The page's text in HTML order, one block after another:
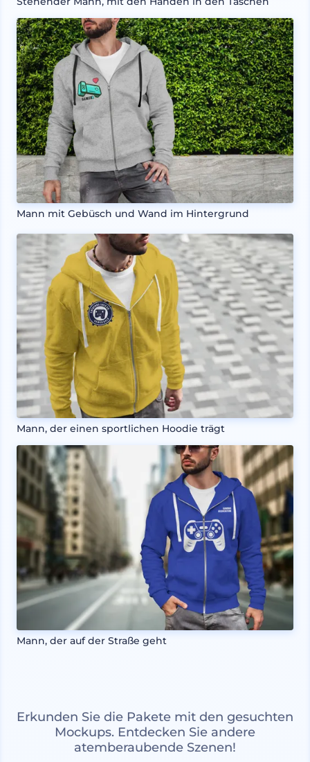
Mann mit Gebüsch und Wand im Hintergrund
Mann, der einen sportlichen Hoodie trägt
Mann, der auf der Straße geht
Erkunden Sie die Pakete mit den gesuchten
Mockups. Entdecken Sie andere
atemberaubende Szenen!